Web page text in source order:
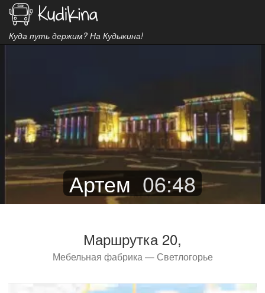
Куда путь держим? На Кудыкина!
Артем 06:48
Маршрутка 20,
Мебельная фабрика — Светлогорье